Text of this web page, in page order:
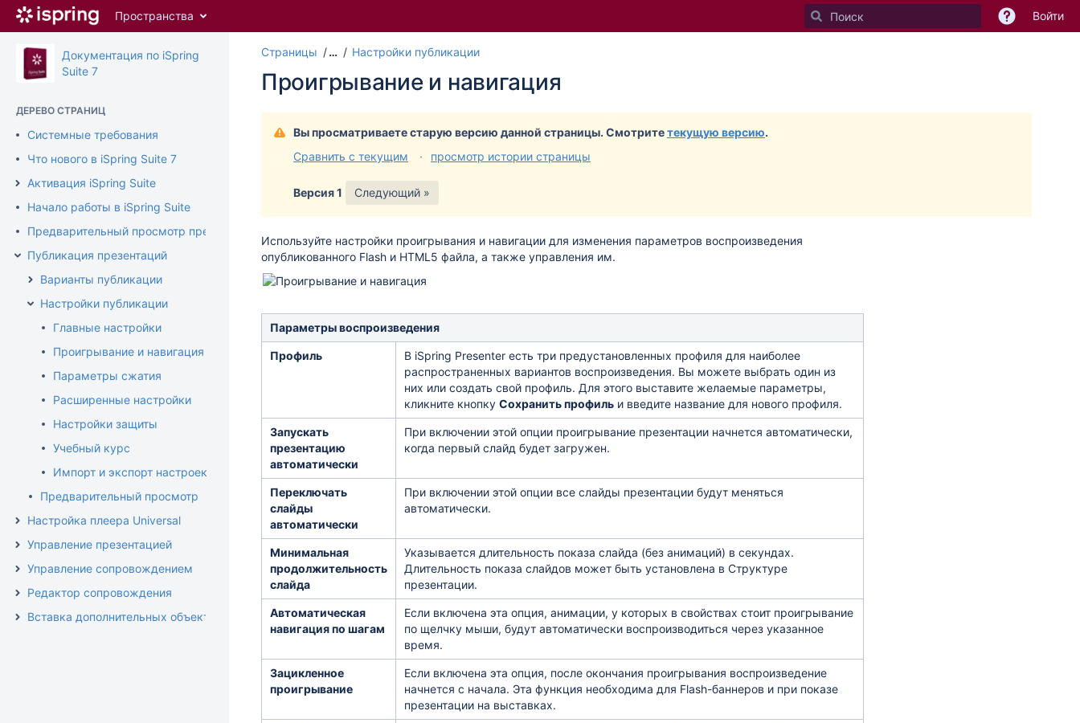
Перейти
содержимому
assistive.skiplink.to.breadcrumbs
assistive.skiplink.to.quick.search
Пространства Войти
Документация по iSpring
Suite 7
ДЕРЕВО СТРАНИЦ
Системные требования
Что нового в iSpring Suite 7
Активация iSpring Suite
Начало работы в iSpring Suite
Предварительный просмотр презентации
Публикация презентаций
Варианты публикации
Настройки публикации
Главные настройки
Проигрывание и навигация
Параметры сжатия
Расширенные настройки
Настройки защиты
Учебный курс
Импорт и экспорт настроек публикации
Предварительный просмотр
Настройка плеера Universal
Управление презентацией
Управление сопровождением
Редактор сопровождения
Вставка дополнительных объектов
Страницы … Настройки публикации
концу
баннера
началу
баннера
Проигрывание и навигация
Вы просматриваете старую версию данной страницы. Смотритетекущую версию.
Сравнить с текущим
просмотр истории страницы
Версия 1 Следующий »
Используйте настройки проигрывания и навигации для изменения параметров воспроизведения
опубликованного Flash и HTML5 файла, а также управления им.
Параметры воспроизведения
Профиль В iSpring Presenter есть три предустановленных профиля для наиболее
распространенных вариантов воспроизведения. Вы можете выбрать один из
них или создать свой профиль. Для этого выставите желаемые параметры,
кликните кнопку Сохранить профиль и введите название для нового профиля.
Запускать
презентацию
автоматически
При включении этой опции проигрывание презентации начнется автоматически,
когда первый слайд будет загружен.
Переключать
слайды
автоматически
При включении этой опции все слайды презентации будут меняться
автоматически.
Минимальная
продолжительность
слайда
Указывается длительность показа слайда (без анимаций) в секундах.
Длительность показа слайдов может быть установлена в Структуре
презентации.
Автоматическая
навигация по шагам
Если включена эта опция, анимации, у которых в свойствах стоит проигрывание
по щелчку мыши, будут автоматически воспроизводиться через указанное
время.
Зацикленное
проигрывание
Если включена эта опция, после окончания проигрывания воспроизведение
начнется с начала. Эта функция необходима для Flash-баннеров и при показе
презентации на выставках.